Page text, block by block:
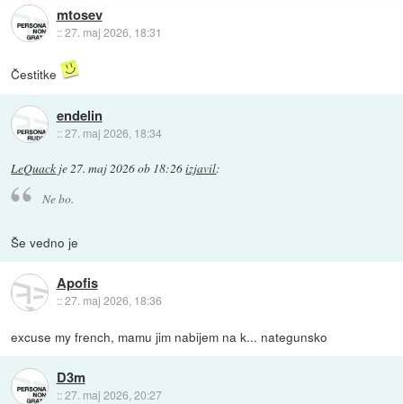
mtosev
::27. maj 2026, 18:31
Čestitke
endelin
::27. maj 2026, 18:34
LeQuack je27. maj 2026 ob 18:26izjavil:
Ne bo.
Še vedno je
Apofis
::27. maj 2026, 18:36
excuse my french, mamu jim nabijem na k... nategunsko
D3m
::27. maj 2026, 20:27